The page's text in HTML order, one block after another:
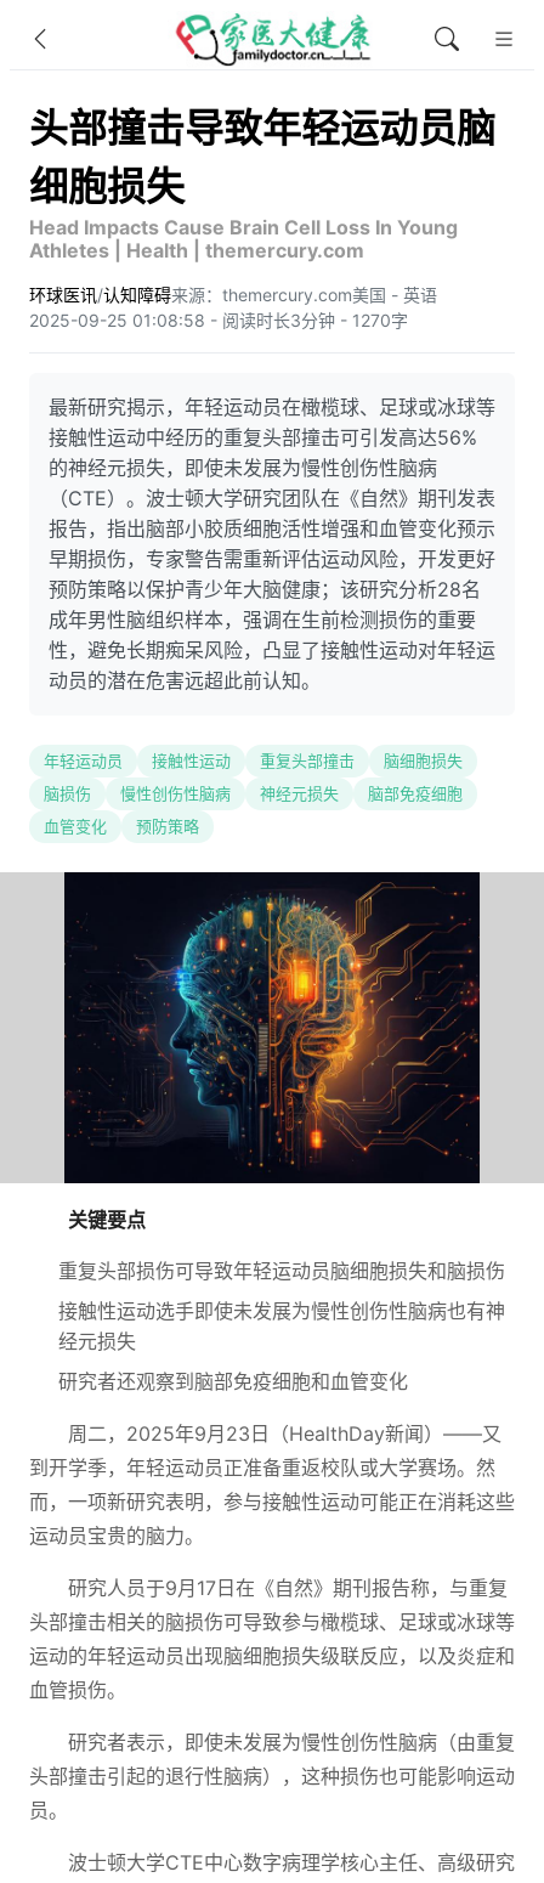
头部撞击导致年轻运动员脑
细胞损失
Head Impacts Cause Brain Cell Loss In Young
Athletes | Health | themercury.com
环球医讯/认知障碍来源：themercury.com美国 - 英语
2025-09-25 01:08:58 - 阅读时长3分钟 - 1270字
最新研究揭示，年轻运动员在橄榄球、足球或冰球等
接触性运动中经历的重复头部撞击可引发高达56%
的神经元损失，即使未发展为慢性创伤性脑病
（CTE）。波士顿大学研究团队在《自然》期刊发表
报告，指出脑部小胶质细胞活性增强和血管变化预示
早期损伤，专家警告需重新评估运动风险，开发更好
预防策略以保护青少年大脑健康；该研究分析28名
成年男性脑组织样本，强调在生前检测损伤的重要
性，避免长期痴呆风险，凸显了接触性运动对年轻运
动员的潜在危害远超此前认知。
年轻运动员 接触性运动 重复头部撞击
脑细胞损失
脑损伤
慢性创伤性脑病 神经元损失
脑部免疫细胞
血管变化
预防策略
关键要点
重复头部损伤可导致年轻运动员脑细胞损失和脑损伤
接触性运动选手即使未发展为慢性创伤性脑病也有神
经元损失
研究者还观察到脑部免疫细胞和血管变化
周二，2025年9月23日（HealthDay新闻）——又
到开学季，年轻运动员正准备重返校队或大学赛场。然
而，一项新研究表明，参与接触性运动可能正在消耗这些
运动员宝贵的脑力。
研究人员于9月17日在《自然》期刊报告称，与重复
头部撞击相关的脑损伤可导致参与橄榄球、足球或冰球等
运动的年轻运动员出现脑细胞损失级联反应，以及炎症和
血管损伤。
研究者表示，即使未发展为慢性创伤性脑病（由重复
头部撞击引起的退行性脑病），这种损伤也可能影响运动
员。
波士顿大学CTE中心数字病理学核心主任、高级研究